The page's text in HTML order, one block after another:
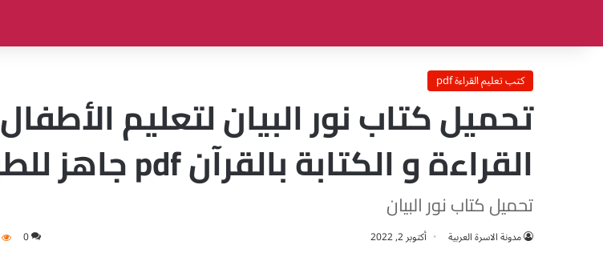
كتب تعليم القراءة pdf
تحميل كتاب نور البيان لتعليم الأطفال
القراءة و الكتابة بالقرآن pdf جاهز للطباعة
تحميل كتاب نور البيان
مدونة الاسرة العربية أكتوبر 2, 2022 0